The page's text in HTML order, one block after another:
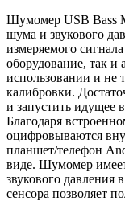
Шумомер USB Bass
шума и звукового
измеряемого
оборудование, так и
использовании и не
калибровки.
и запустить идущее
Благодаря
оцифровываются
планшет/телефон
виде. Шумомер
звукового давления
сенсора позволяет